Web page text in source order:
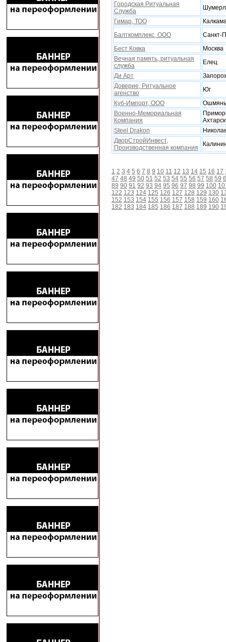
Городская Ритуальная
Служба
Гимар, ТОО
Балткомплекс, ООО
Санкт-
Бест Ковка
Москва
Вечная память, ритуальная
служба
Елец
Ди Арт
Доверие, Ритуальное
агенство
Юг
Куб-Импорт, ООО
Военно-Мемориальная
Компания
Ахтарск
Steel Drakon
ДворСтройИнвест,
Производственная компания
1 2 3 4 5 6 7 8 9 10 11 12 13 14 15 16 17
47 48 49 50 51 52 53 54 55 56 57 58 59
89 90 91 92 93 94 95 96 97 98 99 100
122 123 124 125 126 127 128 129 130
152 153 154 155 156 157 158 159 160
182 183 184 185 186 187 188 189 190